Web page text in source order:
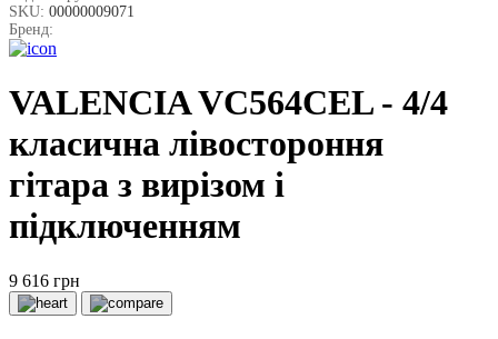
SKU: 00000009071
Бренд:
VALENCIA VC564CEL - 4/4
класична лівостороння
гітара з вирізом і
підключенням
9 616 грн